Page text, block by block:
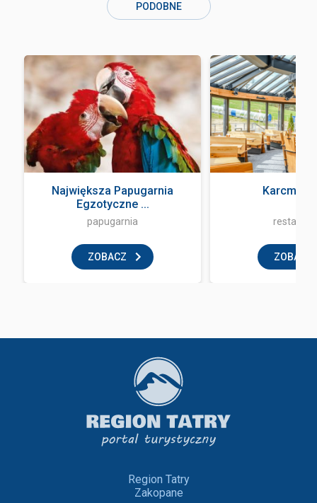
PODOBNE
Największa Papugarnia
Egzotyczne ...
papugarnia
ZOBACZ
Karcma
ZOBACZ
Region Tatry
Zakopane